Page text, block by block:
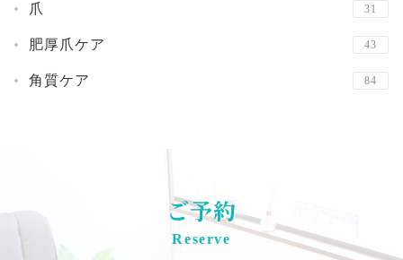
爪 31
肥厚爪ケア 43
角質ケア 84
ご予約
Reserve